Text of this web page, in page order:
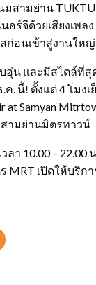
สามย่าน
ร์จีด้วยเสียงเพ
สก่อนเข้าสู่งานให
น และมีสไตล์ที่สุ
. นี้! ตั้งแต่ 4 โมง
at Samyan
สามย่านมิตรทาวน์
10.00 – 22.00
เปิดให้บริกา